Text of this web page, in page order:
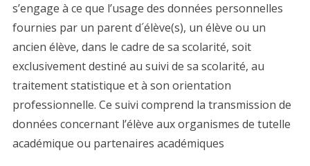
s’engage à ce que l’usage des données personnelles
fournies par un parent d´élève(s), un élève ou un
ancien élève, dans le cadre de sa scolarité, soit
exclusivement destiné au suivi de sa scolarité, au
traitement statistique et à son orientation
professionnelle. Ce suivi comprend la transmission de
données concernant l’élève aux organismes de tutelle
académique ou partenaires académiques